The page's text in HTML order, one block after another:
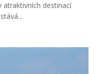
atraktivních destinací